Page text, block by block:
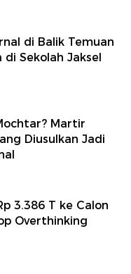
di Balik Temuan
Sekolah Jaksel
Martir
Diusulkan Jadi
3.386 T ke Calon
Overthinking